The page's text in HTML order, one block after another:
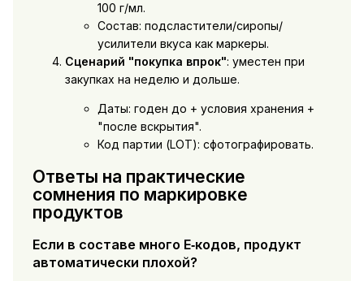
100 г/мл.
Состав: подсластители/сиропы/
усилители вкуса как маркеры.
Сценарий "покупка впрок": уместен при
закупках на неделю и дольше.
Даты: годен до + условия хранения +
"после вскрытия".
Код партии (LOT): сфотографировать.
Ответы на практические
сомнения по маркировке
продуктов
Если в составе много E‑кодов, продукт
автоматически плохой?